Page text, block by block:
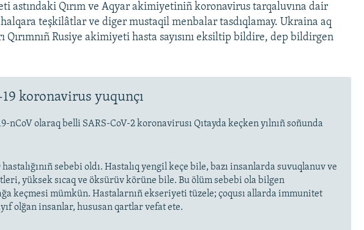
astındaki Qırım ve Aqyar akimiyetiniñ koronavirus tarqaluvına dair
halqara teşkilâtlar ve diger mustaqil menbalar tasdıqlamay. Ukraina aq
Qırımnıñ Rusiye akimiyeti hasta sayısını eksiltip bildire, dep bildirgen
19 koronavirus yuqunçı
nCoV olaraq belli SARS-CoV-2 koronavirusı Qıtayda keçken yılnıñ soñunda
hastalığınıñ sebebi oldı. Hastalıq yengil keçe bile, bazı insanlarda suvuqlanuv ve
yüksek sıcaq ve öksürüv körüne bile. Bu ölüm sebebi ola bilgen
keçmesi mümkün. Hastalarnıñ ekseriyeti tüzele; çoqusı allarda immunitet
olğan insanlar, hususan qartlar vefat ete.